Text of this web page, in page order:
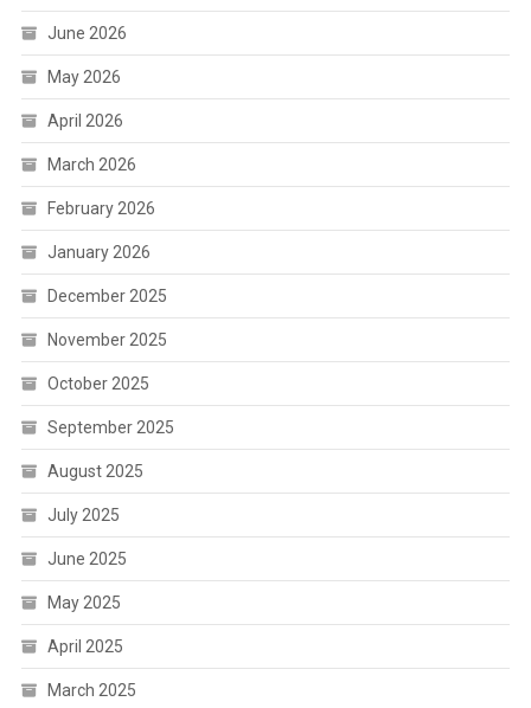
June 2026
May 2026
April 2026
March 2026
February 2026
January 2026
December 2025
November 2025
October 2025
September 2025
August 2025
July 2025
June 2025
May 2025
April 2025
March 2025